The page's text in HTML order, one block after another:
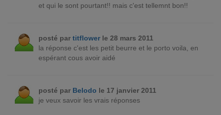
et qui le sont pourtant!! mais c'est tellemnt bon!!
posté par titflowerle 28 mars 2011
la réponse c'est les petit beurre et le porto voila, en
espérant cous avoir aidé
posté par Belodo le 17 janvier 2011
je veux savoir les vrais réponses